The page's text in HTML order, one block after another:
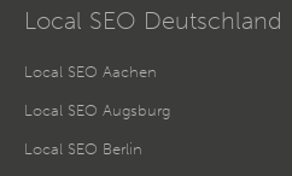
Local SEO Deutschland
Local SEO Aachen
Local SEO Augsburg
Local SEO Berlin